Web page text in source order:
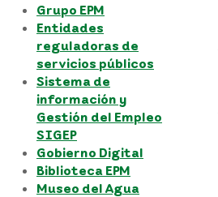
Grupo EPM
Entidades
reguladoras de
servicios públicos
Sistema de
información y
Gestión del Empleo
SIGEP
Gobierno Digital
Biblioteca EPM
Museo del Agua